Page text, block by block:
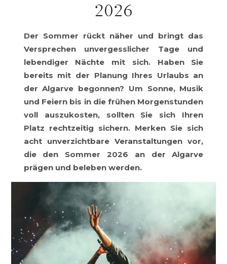
2026
Der Sommer rückt näher und bringt das
Versprechen unvergesslicher Tage und
lebendiger Nächte mit sich. Haben Sie
bereits mit der Planung Ihres Urlaubs an
der Algarve begonnen? Um Sonne, Musik
und Feiern bis in die frühen Morgenstunden
voll auszukosten, sollten Sie sich Ihren
Platz rechtzeitig sichern. Merken Sie sich
acht unverzichtbare Veranstaltungen vor,
die den Sommer 2026 an der Algarve
prägen und beleben werden.